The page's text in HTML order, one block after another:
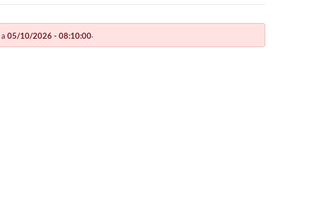
a 05/10/2026 - 08:10:00.